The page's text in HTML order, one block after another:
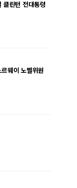
린턴 전대통령
웨이 노벨위원